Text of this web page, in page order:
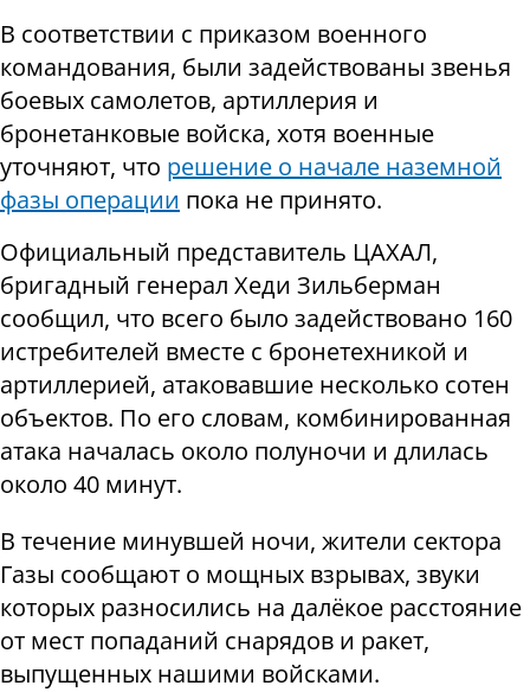
В соответствии с приказом военного
командования, были задействованы звенья
боевых самолетов, артиллерия и
бронетанковые войска, хотя военные
уточняют, что решение о начале наземной
фазы операции пока не принято.
Официальный представитель ЦАХАЛ,
бригадный генерал Хеди Зильберман
сообщил, что всего было задействовано 160
истребителей вместе с бронетехникой и
артиллерией, атаковавшие несколько сотен
объектов. По его словам, комбинированная
атака началась около полуночи и длилась
около 40 минут.
В течение минувшей ночи, жители сектора
Газы сообщают о мощных взрывах, звуки
которых разносились на далёкое расстояние
от мест попаданий снарядов и ракет,
выпущенных нашими войсками.